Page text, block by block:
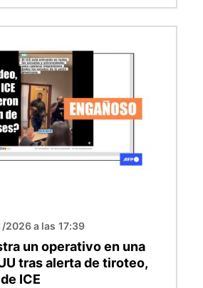
2026 a las 17:39
un operativo en una
tras alerta de tiroteo,
ICE